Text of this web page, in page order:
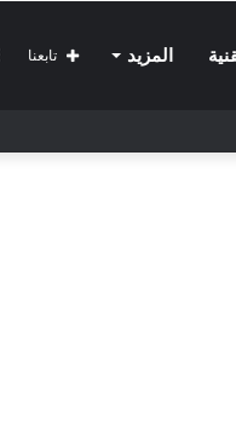
المزيد تابعنا